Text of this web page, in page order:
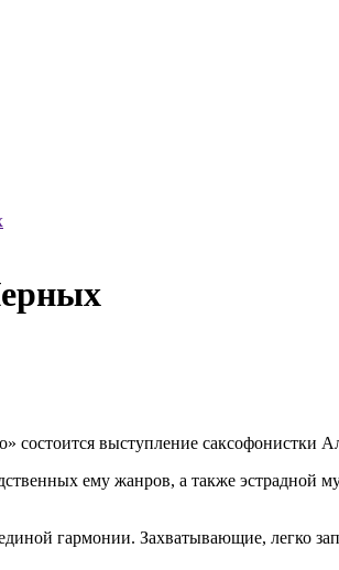
состоится выступление саксофонистки
ему жанров, а также
гармонии. Захватывающие, легко